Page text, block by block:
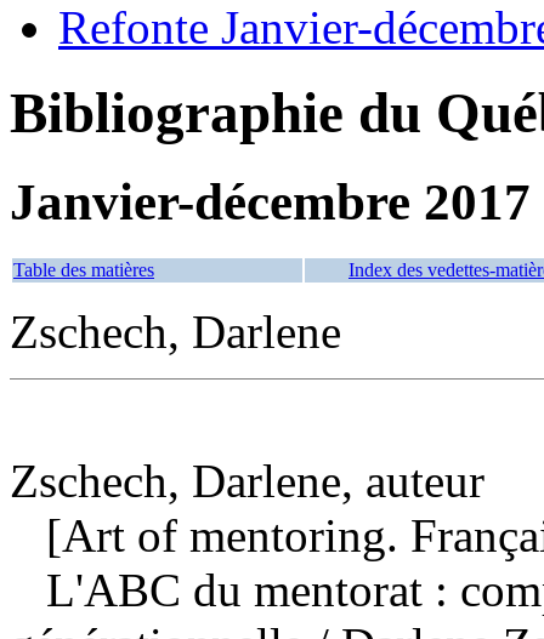
Refonte Janvier-
Bibliographie du
Janvier-décembre 2017
Table des matières Index des vedettes-
Zschech, Darlene
Zschech, Darlene, auteur
[Art of mentoring.
L'ABC du mentorat :